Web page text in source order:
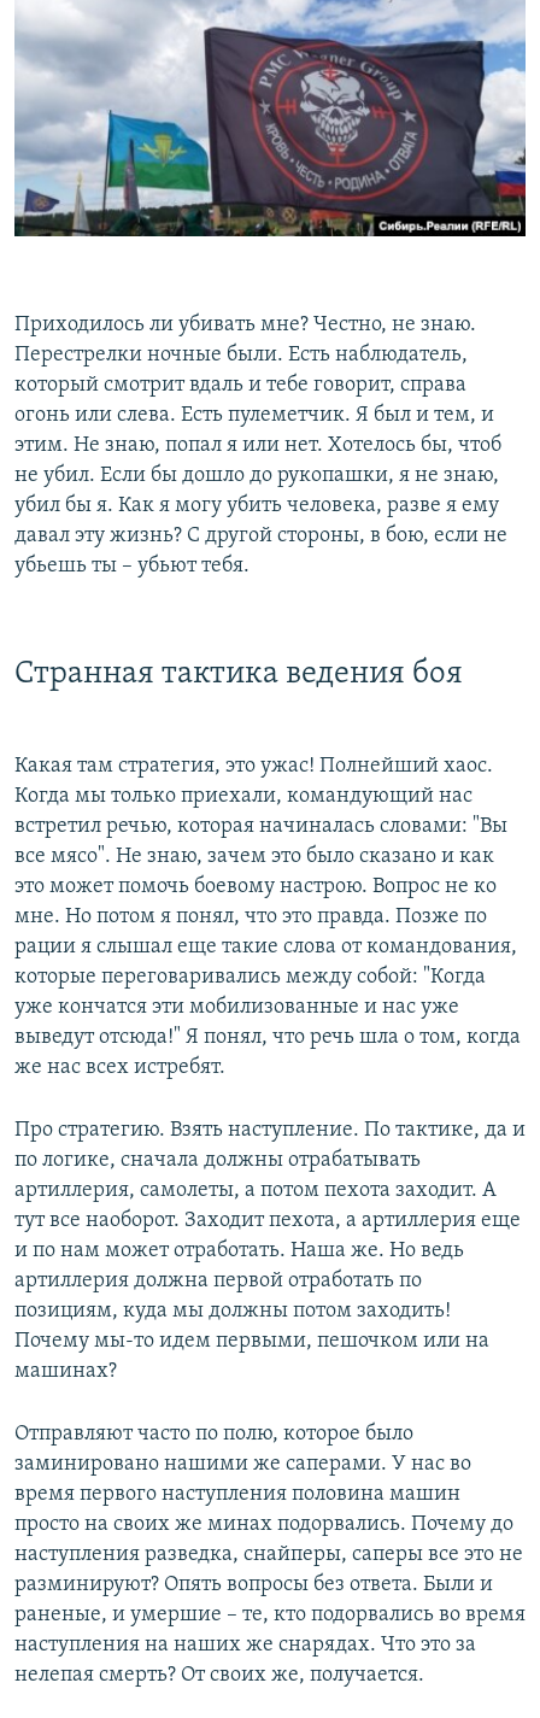
Приходилось ли убивать мне? Честно, не знаю.
Перестрелки ночные были. Есть наблюдатель,
который смотрит вдаль и тебе говорит, справа
огонь или слева. Есть пулеметчик. Я был и тем, и
этим. Не знаю, попал я или нет. Хотелось бы, чтоб
не убил. Если бы дошло до рукопашки, я не знаю,
убил бы я. Как я могу убить человека, разве я ему
давал эту жизнь? С другой стороны, в бою, если не
убьешь ты – убьют тебя.
Странная тактика ведения боя
Какая там стратегия, это ужас! Полнейший хаос.
Когда мы только приехали, командующий нас
встретил речью, которая начиналась словами: "Вы
все мясо". Не знаю, зачем это было сказано и как
это может помочь боевому настрою. Вопрос не ко
мне. Но потом я понял, что это правда. Позже по
рации я слышал еще такие слова от командования,
которые переговаривались между собой: "Когда
уже кончатся эти мобилизованные и нас уже
выведут отсюда!" Я понял, что речь шла о том, когда
же нас всех истребят.
Про стратегию. Взять наступление. По тактике, да и
по логике, сначала должны отрабатывать
артиллерия, самолеты, а потом пехота заходит. А
тут все наоборот. Заходит пехота, а артиллерия еще
и по нам может отработать. Наша же. Но ведь
артиллерия должна первой отработать по
позициям, куда мы должны потом заходить!
Почему мы-то идем первыми, пешочком или на
машинах?
Отправляют часто по полю, которое было
заминировано нашими же саперами. У нас во
время первого наступления половина машин
просто на своих же минах подорвались. Почему до
наступления разведка, снайперы, саперы все это не
разминируют? Опять вопросы без ответа. Были и
раненые, и умершие – те, кто подорвались во время
наступления на наших же снарядах. Что это за
нелепая смерть? От своих же, получается.